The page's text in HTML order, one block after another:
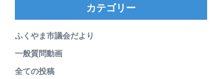
カテゴリー
ふくやま市議会だより
一般質問動画
全ての投稿